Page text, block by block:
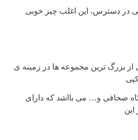
در دسترس، این اغلب چیز خوبی
از بزرگ ترین مجموعه ها در زمینه ی
صحافی و… می بااشد که دارای